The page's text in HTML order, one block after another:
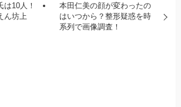
は10人！
ん坊上
本田仁美の顔が変わったの
はいつから？整形疑惑を時
系列で画像調査！